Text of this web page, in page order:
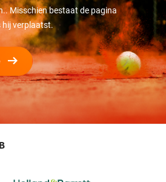
Misschien bestaat de pagina
hij verplaatst.